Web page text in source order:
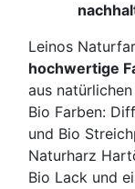
Leinos
hochwertige
aus
Bio Farben:
und Bio
Naturharz
Bio Lack und